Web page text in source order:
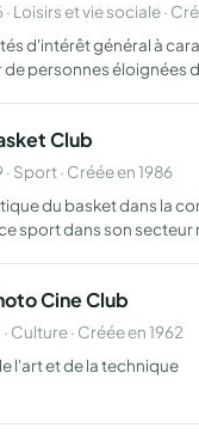
Loisirs et vie sociale ·
d'intérêt général à
personnes éloignées
Club
Sport · Créée en 1986
du basket dans la
sport dans son secteur
Cine Club
Culture · Créée en 1962
l'art et de la technique